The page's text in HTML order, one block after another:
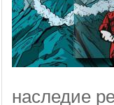
наследие